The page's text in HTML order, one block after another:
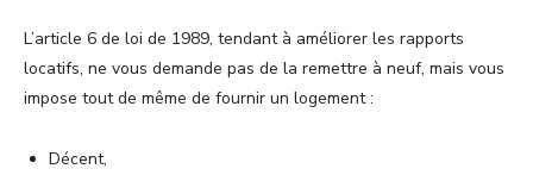
L’article 6 de loi de 1989, tendant à améliorer les rapports
locatifs, ne vous demande pas de la remettre à neuf, mais vous
impose tout de même de fournir un logement :
Décent,